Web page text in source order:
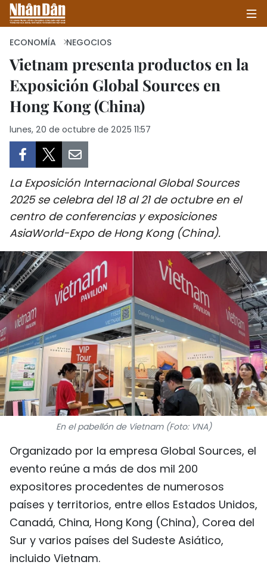
INICIO
POLÍTICA
SALUD - MEDIO AMBIENTE
CULTURA - ENTRETENIMIENTO
INTERNACIONAL
DEPORTES
VIAJES
PUENTE DE AMISTAD
HISTORIAS MULTIMEDIA
FOTOGRAFÍA
¿QUIÉNES SOMOS?
TIẾNG VIỆT
ENGLISH
中文
ECONOMÍA NEGOCIOS
Vietnam presenta productos en la
Exposición Global Sources en
Hong Kong (China)
lunes, 20 de octubre de 2025 11:57
La Exposición Internacional Global Sources
2025 se celebra del 18 al 21 de octubre en el
centro de conferencias y exposiciones
AsiaWorld-Expo de Hong Kong (China).
En el pabellón de Vietnam (Foto: VNA)
Organizado por la empresa Global Sources, el
evento reúne a más de dos mil 200
expositores procedentes de numerosos
países y territorios, entre ellos Estados Unidos,
Canadá, China, Hong Kong (China), Corea del
Sur y varios países del Sudeste Asiático,
incluido Vietnam.